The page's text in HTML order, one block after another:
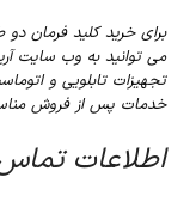
می توانید به وب سایت آریا
تجهیزات تابلویی و
خدمات پس از فروش
اطلاعات